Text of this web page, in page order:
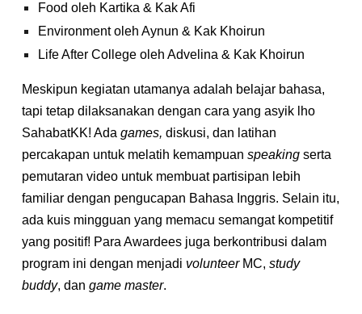
Food oleh Kartika & Kak Afi
Environment oleh Aynun & Kak Khoirun
Life After College oleh Advelina & Kak Khoirun
Meskipun kegiatan utamanya adalah belajar bahasa,
tapi tetap dilaksanakan dengan cara yang asyik lho
SahabatKK! Adagames,diskusi, dan latihan
percakapan untuk melatih kemampuanspeaking serta
pemutaran video untuk membuat partisipan lebih
familiar dengan pengucapan Bahasa Inggris. Selain itu,
ada kuis mingguan yang memacu semangat kompetitif
yang positif! Para Awardees juga berkontribusi dalam
program ini dengan menjadi volunteer MC,study
buddy, dangame master.